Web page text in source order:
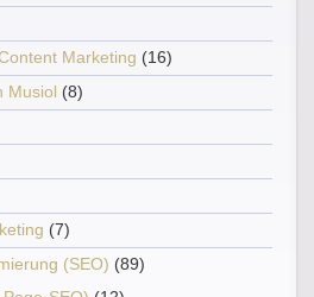
Marketing (16)
Musiol (8)
(7)
(SEO) (89)